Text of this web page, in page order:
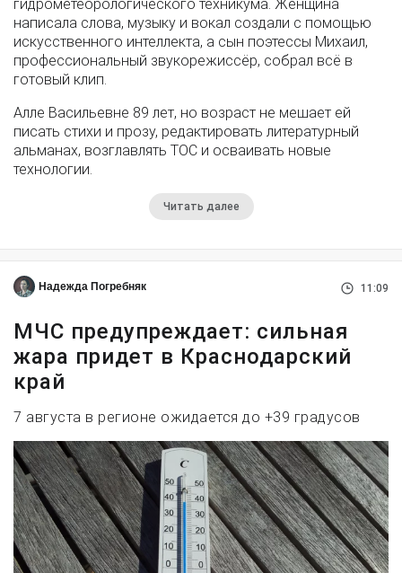
гидрометеорологического техникума. Женщина
написала слова, музыку и вокал создали с помощью
искусственного интеллекта, а сын поэтессы Михаил,
профессиональный звукорежиссёр, собрал всё в
готовый клип.
Алле Васильевне 89 лет, но возраст не мешает ей
писать стихи и прозу, редактировать литературный
альманах, возглавлять ТОС и осваивать новые
технологии.
Читать далее
Надежда Погребняк 11:09
МЧС предупреждает: сильная
жара придет в Краснодарский
край
7 августа в регионе ожидается до +39 градусов